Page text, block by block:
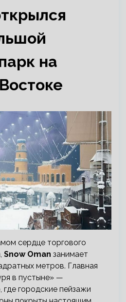
на
сердце торгового
Snow Oman занимает
метров. Главная
в пустыне» —
городские пейзажи